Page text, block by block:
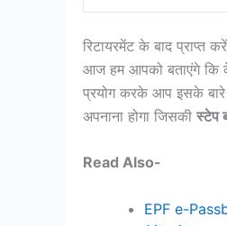
रिटायरमेंट के बाद प्राप्त
आज हम आपको बताएंगे कि
प्रयोग करके आप इसके बारे
अपनाना होगा जिसकी स्टेप
Read Also-
EPF e-